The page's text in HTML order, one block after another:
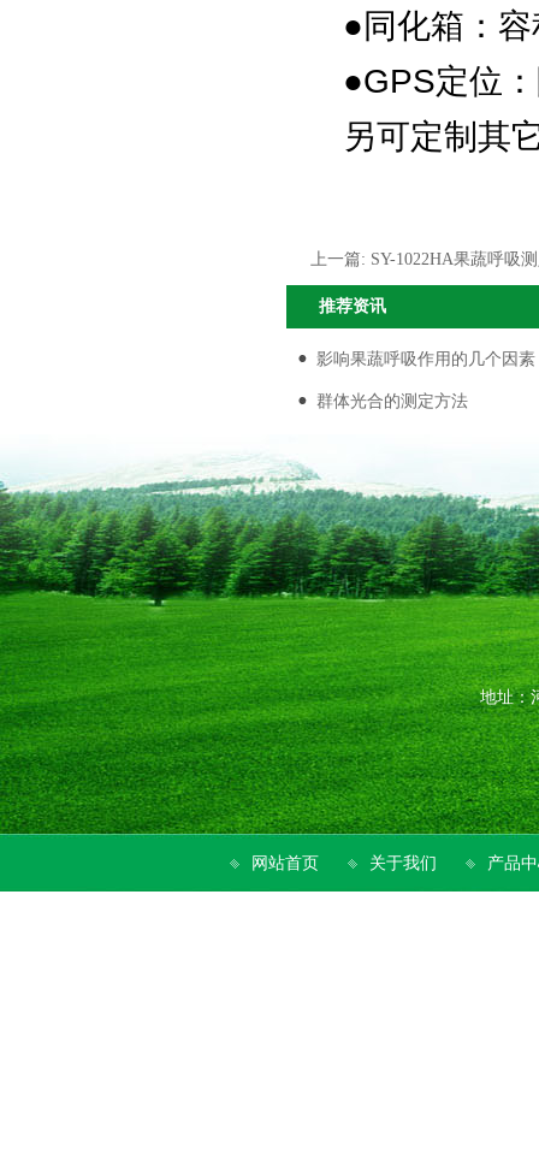
●同化箱：
●GPS定位：
另可定制其
上一篇: SY-1022HA果蔬呼吸
推荐资讯
影响果蔬呼吸作用的几个因素
群体光合的测定方法
地址：
网站首页 关于我们 产品